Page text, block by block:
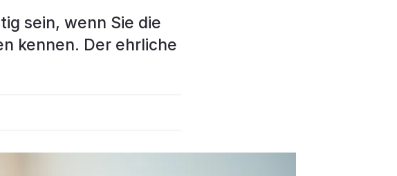
sein, wenn Sie die
kennen. Der ehrliche